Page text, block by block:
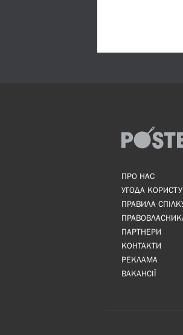
ПРО НАС
УГОДА
ПРАВИЛА
ПАРТНЕРИ
КОНТАКТИ
РЕКЛАМА
ВАКАНСІЇ